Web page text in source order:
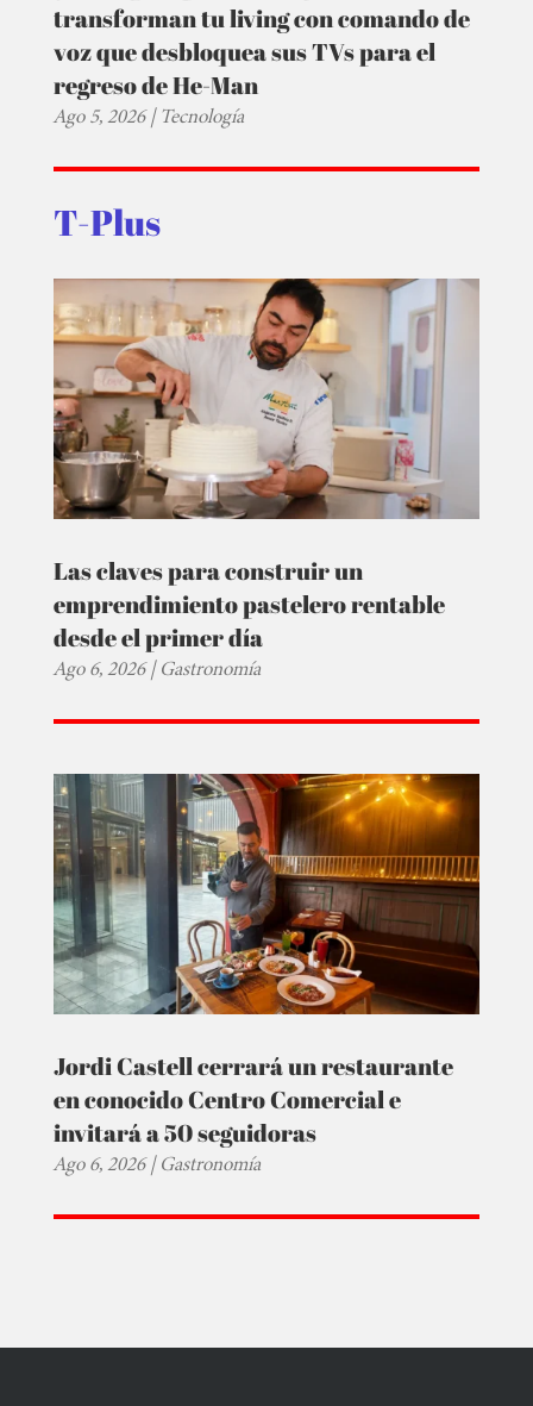
transforman tu living con comando de
voz que desbloquea sus TVs para el
regreso de He-Man
Ago 5, 2026|Tecnología
T-Plus
Las claves para construir un
emprendimiento pastelero rentable
desde el primer día
Ago 6, 2026|Gastronomía
Jordi Castell cerrará un restaurante
en conocido Centro Comercial e
invitará a 50 seguidoras
Ago 6, 2026|Gastronomía